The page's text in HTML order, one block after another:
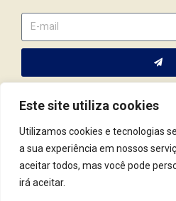
Este site utiliza cookies
Utilizamos cookies e tecnologias
a sua experiência em nossos
aceitar todos, mas você pode
irá aceitar.
Av. Fernando Corrêa da Costa,
Grande / MS | (67)